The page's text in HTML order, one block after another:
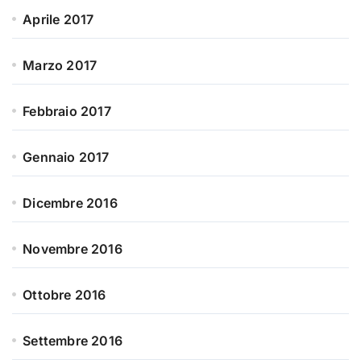
Aprile 2017
Marzo 2017
Febbraio 2017
Gennaio 2017
Dicembre 2016
Novembre 2016
Ottobre 2016
Settembre 2016